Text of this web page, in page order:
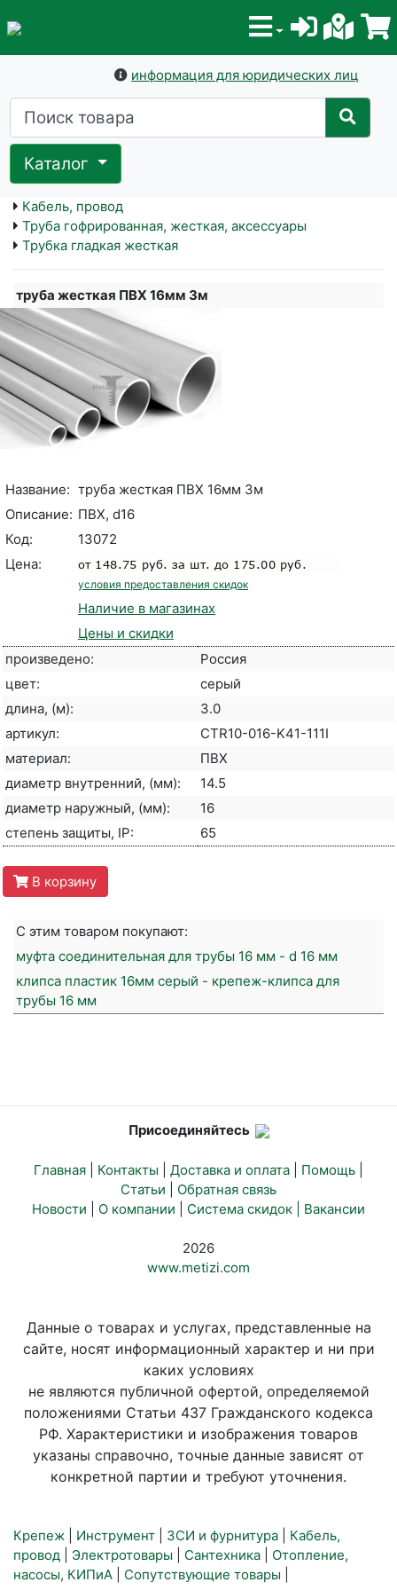
информация для юридических лиц
Каталог
Кабель, провод
Труба гофрированная, жесткая, аксессуары
Трубка гладкая жесткая
труба жесткая ПВХ 16мм 3м
Название: труба жесткая ПВХ 16мм 3м
Описание: ПВХ, d16
Код:
13072
Цена:
условия предоставления скидок
Наличие в магазинах
Цены и скидки
произведено:
Россия
цвет:
серый
длина, (м):
3.0
артикул:
CTR10-016-K41-111I
материал:
ПВХ
диаметр внутренний, (мм):
14.5
диаметр наружный, (мм):
16
степень защиты, IP:
65
В корзину
С этим товаром покупают:
муфта соединительная для трубы 16 мм - d 16 мм
клипса пластик 16мм серый - крепеж-клипса для
трубы 16 мм
Присоединяйтесь
Главная Контакты Доставка и оплата Помощь
Статьи
Обратная связь
Новости
О компании Система скидок | Вакансии
2026
www.metizi.com
Данные о товарах и услугах, представленные на
сайте, носят информационный характер и ни при
каких условиях
не являются публичной офертой, определяемой
положениями Статьи 437 Гражданского кодекса
РФ. Характеристики и изображения товаров
указаны справочно, точные данные зависят от
конкретной партии и требуют уточнения.
Крепеж Инструмент ЗСИ и фурнитура
Кабель,
провод
Электротовары Сантехника
Отопление,
насосы, КИПиА
Сопутствующие товары